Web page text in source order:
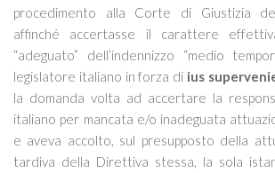
procedimento alla Corte di Giustizia
affinché accertasse il carattere
“adeguato” dell’indennizzo “medio
legislatore italiano in forza di ius
la domanda volta ad accertare la
italiano per mancata e/o inadeguata
e aveva accolto, sul presupposto della
tardiva della Direttiva stessa, la sola